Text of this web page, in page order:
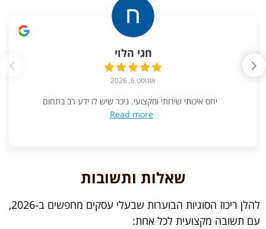
חגי הלוי
אוגוסט 6, 2026
יחס איכותי שירותי ומקצועי. ניכר שיש לו ידע רב בתחום
Read more
שאלות ותשובות
להלן ריכוז הסוגיות הבוערות שבעלי עסקים מחפשים ב-2026,
עם תשובה מקצועית לכל אחת: